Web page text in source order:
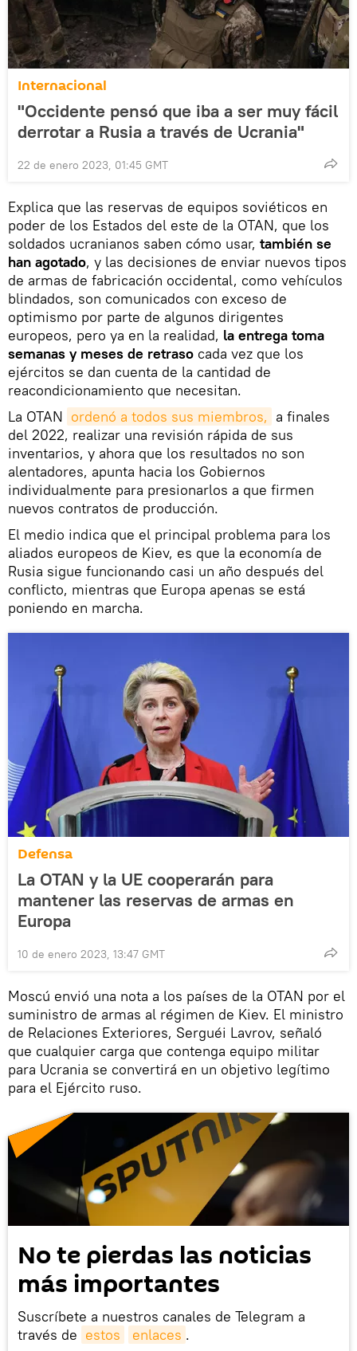
Internacional
"Occidente pensó que iba a ser muy fácil
derrotar a Rusia a través de Ucrania"
22 de enero 2023, 01:45 GMT
Explica que las reservas de equipos soviéticos en
poder de los Estados del este de la OTAN, que los
soldados ucranianos saben cómo usar, también se
han agotado, y las decisiones de enviar nuevos tipos
de armas de fabricación occidental, como vehículos
blindados, son comunicados con exceso de
optimismo por parte de algunos dirigentes
europeos, pero ya en la realidad, la entrega toma
semanas y meses de retraso cada vez que los
ejércitos se dan cuenta de la cantidad de
reacondicionamiento que necesitan.
La OTAN ordenó a todos sus miembros, a finales
del 2022, realizar una revisión rápida de sus
inventarios, y ahora que los resultados no son
alentadores, apunta hacia los Gobiernos
individualmente para presionarlos a que firmen
nuevos contratos de producción.
El medio indica que el principal problema para los
aliados europeos de Kiev, es que la economía de
Rusia sigue funcionando casi un año después del
conflicto, mientras que Europa apenas se está
poniendo en marcha.
Defensa
La OTAN y la UE cooperarán para
mantener las reservas de armas en
Europa
10 de enero 2023, 13:47 GMT
Moscú envió una nota a los países de la OTAN por el
suministro de armas al régimen de Kiev. El ministro
de Relaciones Exteriores, Serguéi Lavrov, señaló
que cualquier carga que contenga equipo militar
para Ucrania se convertirá en un objetivo legítimo
para el Ejército ruso.
No te pierdas las noticias
más importantes
Suscríbete a nuestros canales de Telegram a
través de estos enlaces .